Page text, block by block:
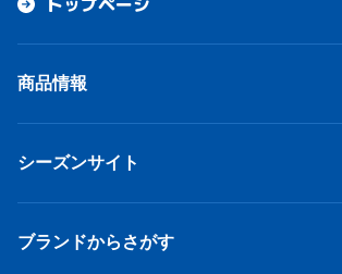
商品情報
シーズンサイト
ブランドからさがす